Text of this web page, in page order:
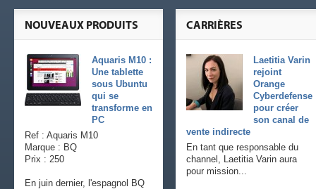
CARRIÈRES
Laetitia Varin
rejoint
Orange
Cyberdefense
pour créer
son canal de
vente indirecte
En tant que responsable du
channel, Laetitia Varin aura
pour mission...
NOUVEAUX PRODUITS
Aquaris M10 :
Une tablette
sous Ubuntu
qui se
transforme en
PC
Ref : Aquaris M10
Marque : BQ
Prix : 250
En juin dernier, l'espagnol BQ